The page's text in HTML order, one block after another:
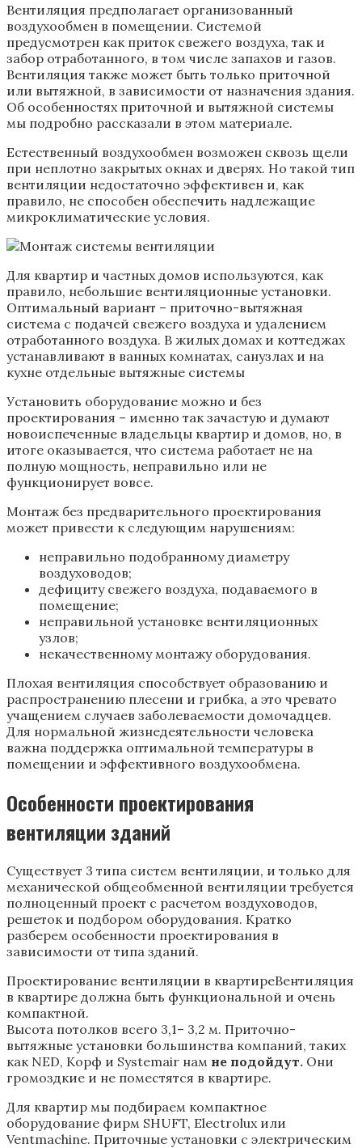
Вентиляция предполагает организованный
воздухообмен в помещении. Системой
предусмотрен как приток свежего воздуха, так и
забор отработанного, в том числе запахов и газов.
Вентиляция также может быть только приточной
или вытяжной, в зависимости от назначения здания.
Об особенностях приточной и вытяжной системы
мы подробно рассказали в этом материале.
Естественный воздухообмен возможен сквозь щели
при неплотно закрытых окнах и дверях. Но такой тип
вентиляции недостаточно эффективен и, как
правило, не способен обеспечить надлежащие
микроклиматические условия.
Для квартир и частных домов используются, как
правило, небольшие вентиляционные установки.
Оптимальный вариант – приточно-вытяжная
система с подачей свежего воздуха и удалением
отработанного воздуха. В жилых домах и коттеджах
устанавливают в ванных комнатах, санузлах и на
кухне отдельные вытяжные системы
Установить оборудование можно и без
проектирования – именно так зачастую и думают
новоиспеченные владельцы квартир и домов, но, в
итоге оказывается, что система работает не на
полную мощность, неправильно или не
функционирует вовсе.
Монтаж без предварительного проектирования
может привести к следующим нарушениям:
неправильно подобранному диаметру
воздуховодов;
дефициту свежего воздуха, подаваемого в
помещение;
неправильной установке вентиляционных
узлов;
некачественному монтажу оборудования.
Плохая вентиляция способствует образованию и
распространению плесени и грибка, а это чревато
учащением случаев заболеваемости домочадцев.
Для нормальной жизнедеятельности человека
важна поддержка оптимальной температуры в
помещении и эффективного воздухообмена.
Особенности проектирования
вентиляции зданий
Существует 3 типа систем вентиляции, и только для
механической общеобменной вентиляции требуется
полноценный проект с расчетом воздуховодов,
решеток и подбором оборудования. Кратко
разберем особенности проектирования в
зависимости от типа зданий.
Проектирование вентиляции в квартиреВентиляция
в квартире должна быть функциональной и очень
компактной.
Высота потолков всего 3,1– 3,2 м. Приточно-
вытяжные установки большинства компаний, таких
как NED, Корф и Systemair нам не подойдут. Они
громоздкие и не поместятся в квартире.
Для квартир мы подбираем компактное
оборудование фирм SHUFT, Electrolux или
Ventmachine. Приточные установки с электрическим